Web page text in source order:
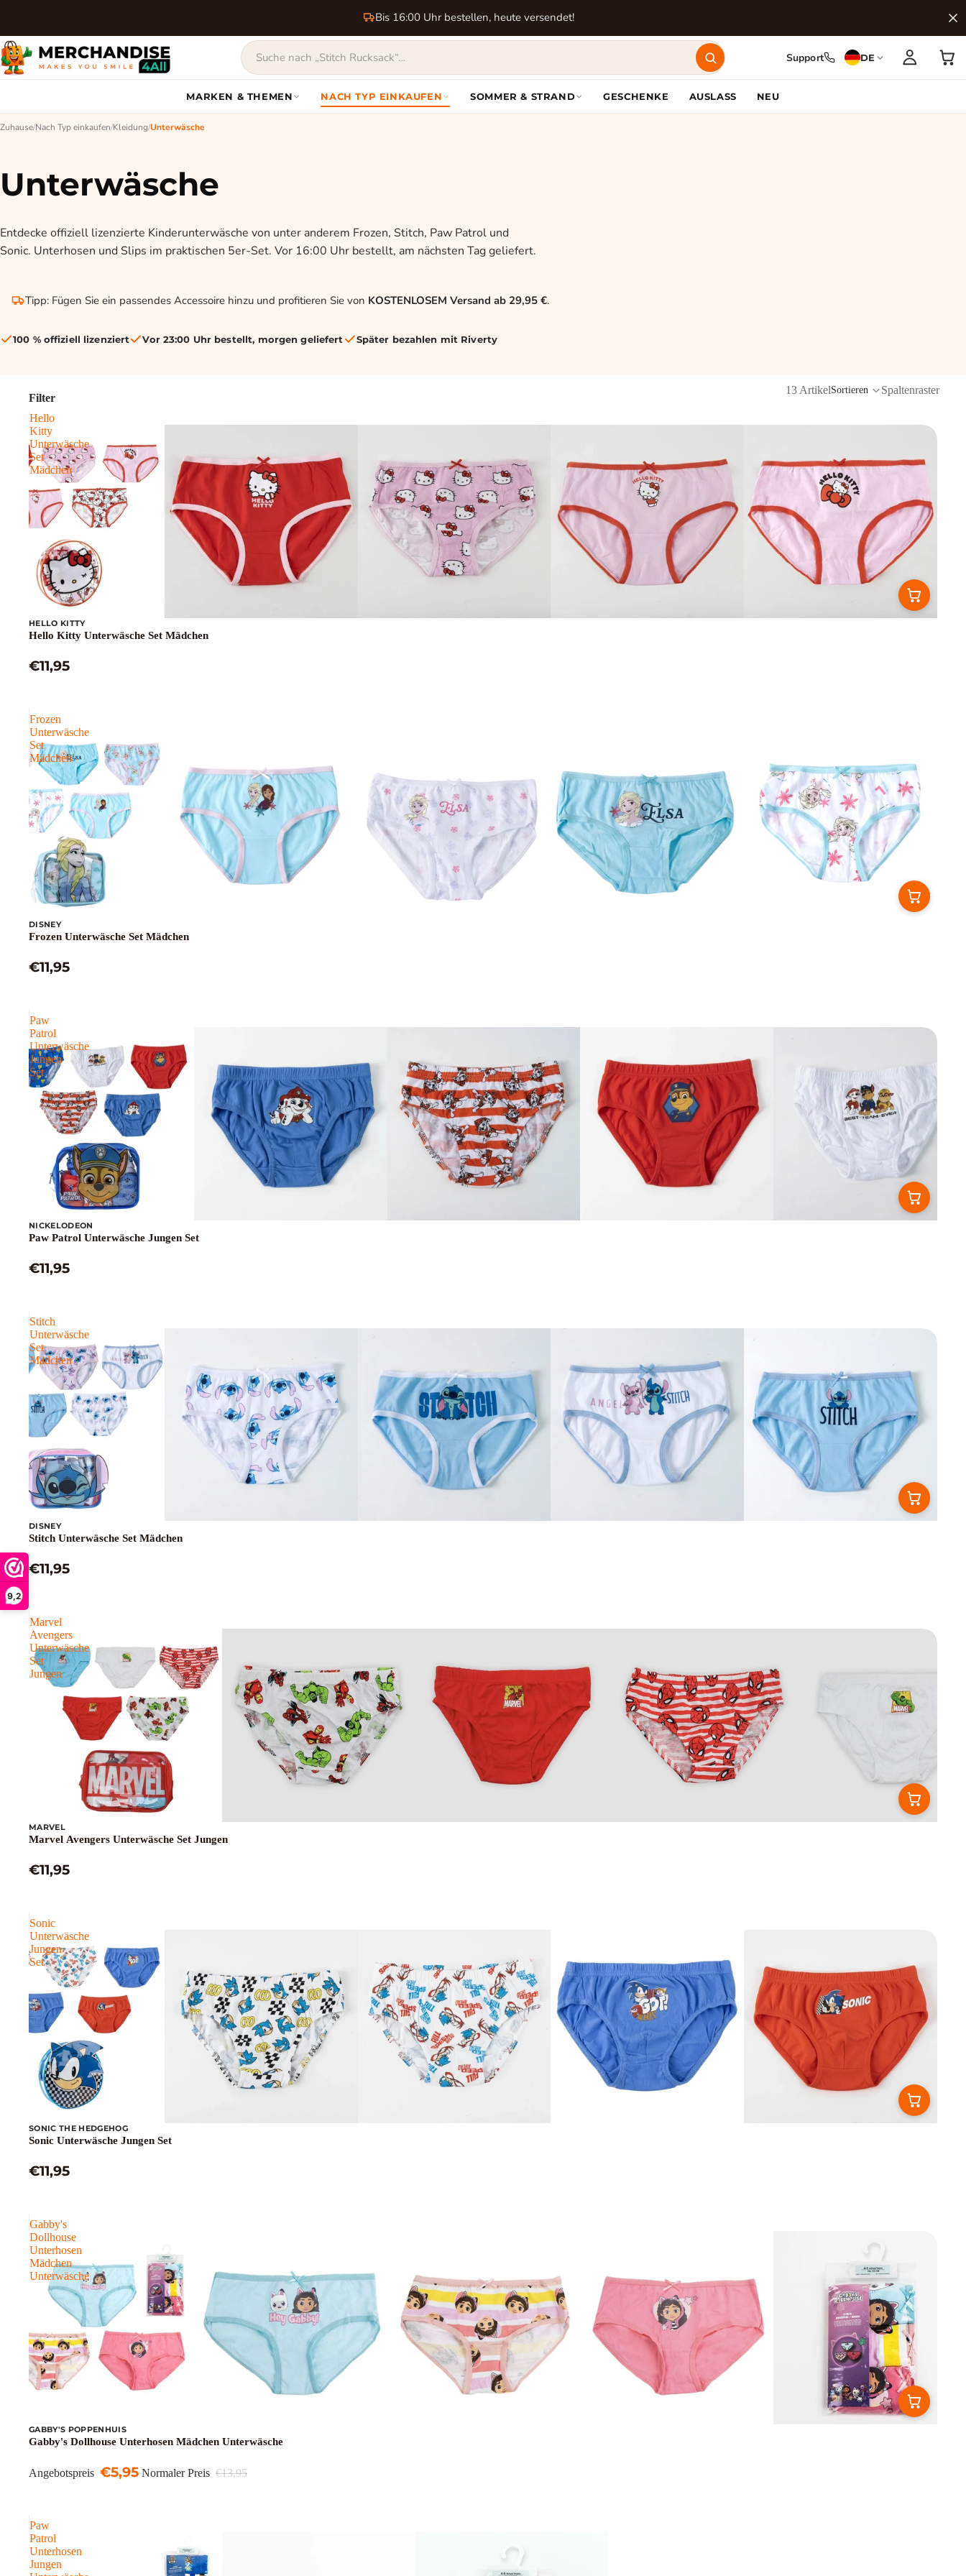
9,2
Bis 16:00 Uhr bestellen, heute versendet!
Support DE
MARKEN & THEMEN NACH TYP EINKAUFEN SOMMER & STRAND GESCHENKE AUSLASS NEU
Zuhause/Nach Typ einkaufen/Kleidung/Unterwäsche
Unterwäsche
Entdecke offiziell lizenzierte Kinderunterwäsche von unter anderem Frozen, Stitch, Paw Patrol und
Sonic. Unterhosen und Slips im praktischen 5er-Set. Vor 16:00 Uhr bestellt, am nächsten Tag geliefert.
Tipp: Fügen Sie ein passendes Accessoire hinzu und profitieren Sie von KOSTENLOSEM Versand ab 29,95 €.
100 % offiziell lizenziert Vor 23:00 Uhr bestellt, morgen geliefert Später bezahlen mit Riverty
Filter
13 ArtikelSortieren Spaltenraster
Hello
Kitty
Unterwäsche
Set
Mädchen
HELLO KITTY
Hello Kitty Unterwäsche Set Mädchen
€11,95
Frozen
Unterwäsche
Set
Mädchen
DISNEY
Frozen Unterwäsche Set Mädchen
€11,95
Paw
Patrol
Unterwäsche
Jungen
Set
NICKELODEON
Paw Patrol Unterwäsche Jungen Set
€11,95
Stitch
Unterwäsche
Set
Mädchen
DISNEY
Stitch Unterwäsche Set Mädchen
€11,95
Marvel
Avengers
Unterwäsche
Set
Jungen
MARVEL
Marvel Avengers Unterwäsche Set Jungen
€11,95
Sonic
Unterwäsche
Jungen
Set
SONIC THE HEDGEHOG
Sonic Unterwäsche Jungen Set
€11,95
Gabby's
Dollhouse
Unterhosen
Mädchen
Unterwäsche
Sale
GABBY'S POPPENHUIS
Gabby's Dollhouse Unterhosen Mädchen Unterwäsche
Angebotspreis €5,95 Normaler Preis €13,95
Paw
Patrol
Unterhosen
Jungen